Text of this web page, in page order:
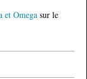
et Omega sur le